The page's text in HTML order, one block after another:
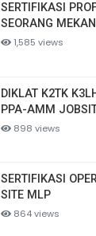
SERTIFIKASI
SEORANG
1,585 views
DIKLAT K2TK
PPA-AMM
898 views
SERTIFIKASI
SITE MLP
864 views